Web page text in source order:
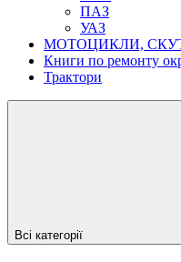
ПАЗ
УАЗ
МОТОЦИКЛИ,
Книги по ремонту
Трактори
Всі категорії